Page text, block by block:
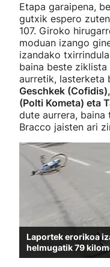
Etapa garaipena,
gutxik espero
107. Giroko
moduan izango
izandako
baina beste
aurretik, lasterketa
Geschkek
(Polti Kometa) eta
dute aurrera, baina
Bracco jaisten ari
Laportek erorikoa
helmugatik 79